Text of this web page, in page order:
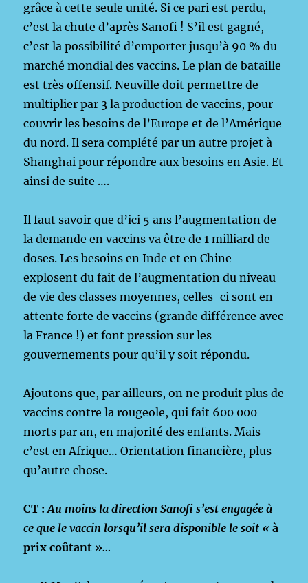
grâce à cette seule unité. Si ce pari est perdu,
c’est la chute d’après Sanofi ! S’il est gagné,
c’est la possibilité d’emporter jusqu’à 90 % du
marché mondial des vaccins. Le plan de bataille
est très offensif. Neuville doit permettre de
multiplier par 3 la production de vaccins, pour
couvrir les besoins de l’Europe et de l’Amérique
du nord. Il sera complété par un autre projet à
Shanghai pour répondre aux besoins en Asie. Et
ainsi de suite ….
Il faut savoir que d’ici 5 ans l’augmentation de
la demande en vaccins va être de 1 milliard de
doses. Les besoins en Inde et en Chine
explosent du fait de l’augmentation du niveau
de vie des classes moyennes, celles-ci sont en
attente forte de vaccins (grande différence avec
la France !) et font pression sur les
gouvernements pour qu’il y soit répondu.
Ajoutons que, par ailleurs, on ne produit plus de
vaccins contre la rougeole, qui fait 600 000
morts par an, en majorité des enfants. Mais
c’est en Afrique… Orientation financière, plus
qu’autre chose.
CT :Au moins la direction Sanofi s’est engagée à
ce que le vaccin lorsqu’il sera disponible le soit «à
prix coûtant »…